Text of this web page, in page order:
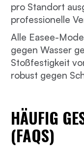
pro Standort
professionelle
Alle Easee-
gegen Wasser
Stoßfestigkeit
robust gegen
HÄUFIG
(FAQS)